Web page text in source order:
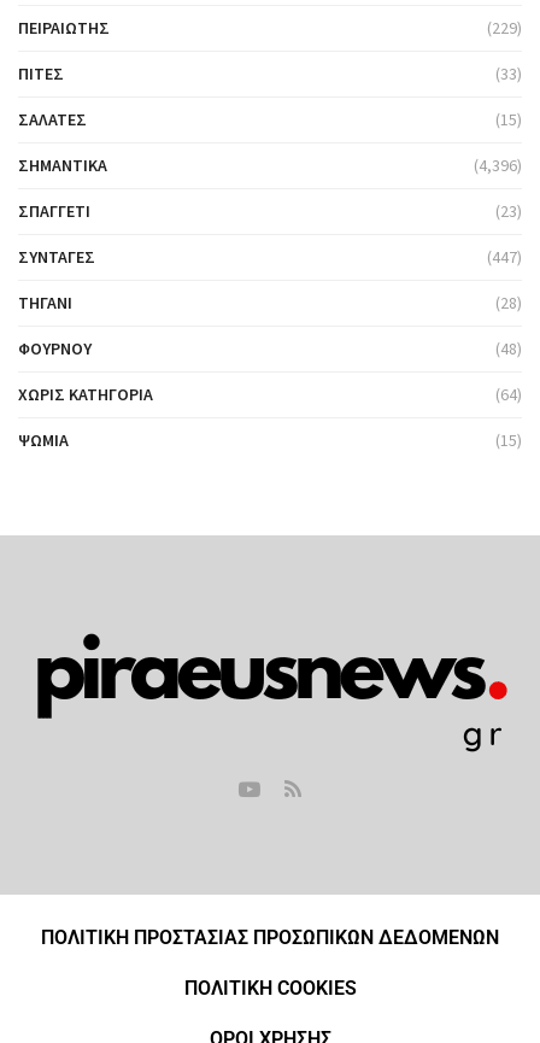
ΠΕΙΡΑΙΏΤΗΣ (229)
ΠΊΤΕΣ (33)
ΣΑΛΆΤΕΣ (15)
ΣΗΜΑΝΤΙΚΆ (4,396)
ΣΠΑΓΓΈΤΙ (23)
ΣΥΝΤΑΓΈΣ (447)
ΤΗΓΆΝΙ (28)
ΦΟΎΡΝΟΥ (48)
ΧΩΡΊΣ ΚΑΤΗΓΟΡΊΑ (64)
ΨΩΜΙΆ (15)
ΠΟΛΙΤΙΚΗ ΠΡΟΣΤΑΣΙΑΣ ΠΡΟΣΩΠΙΚΩΝ ΔΕΔΟΜΕΝΩΝ
ΠΟΛΙΤΙΚΗ COOKIES